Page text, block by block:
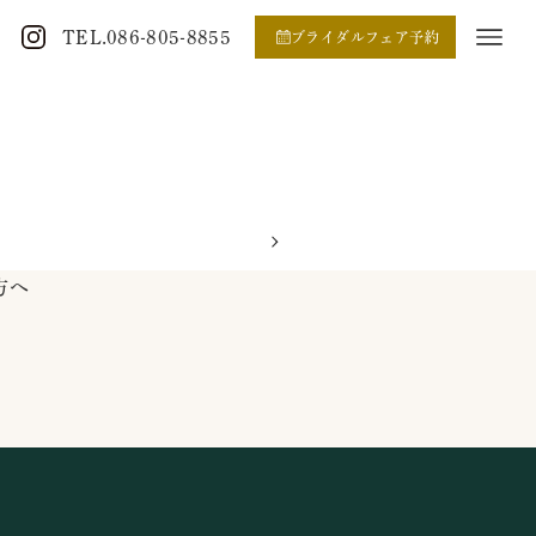
TEL.086-805-8855 ブライダルフェア予約
へ